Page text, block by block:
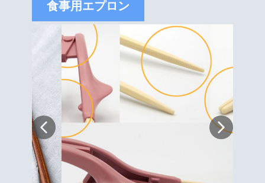
食事用エプロン